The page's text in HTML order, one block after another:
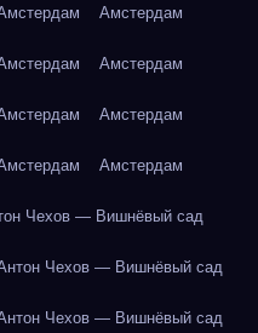
Амстердам
Амстердам
Амстердам
Амстердам
Чехов — Вишнёвый сад
Чехов — Вишнёвый сад
Чехов — Вишнёвый сад